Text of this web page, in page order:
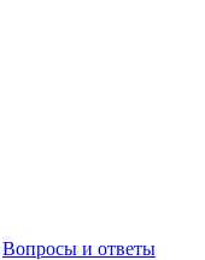
Вопросы и ответы